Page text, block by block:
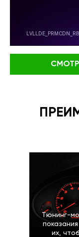
Тюнинг-
их,